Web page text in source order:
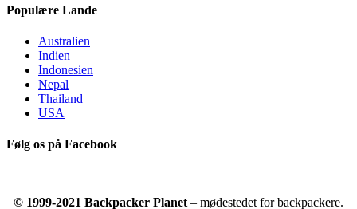
Populære Lande
Australien
Indien
Indonesien
Nepal
Thailand
USA
Følg os på Facebook
© 1999-2021 Backpacker Planet – mødestedet for backpackere.